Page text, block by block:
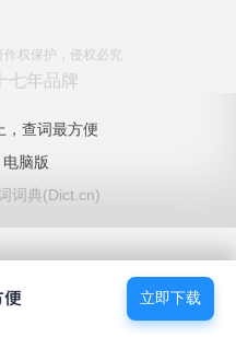
权保护，侵权必究
七年品牌
，查词最方便
电脑版
词典(Dict.cn)
立即下载
立即下载